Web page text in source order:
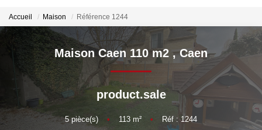
ACHETER
ESTIMER
VENDRE
NOTRE AGENCE
Accueil Maison Référence 1244
Maison Caen 110 m2 ,Caen
product.sale
5pièce(s) • 113 m² • Réf : 1244